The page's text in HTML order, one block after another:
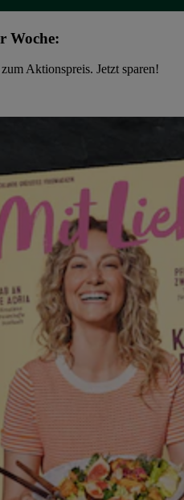
Woche:
Aktionspreis. Jetzt sparen!